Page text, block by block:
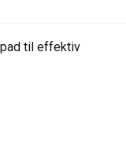
til effektiv